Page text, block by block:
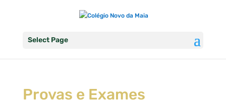
Select Page
Provas e Exames